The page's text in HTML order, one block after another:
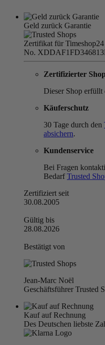
Geld zurück Garantie
Zertifikat für Timeshop24
No.
Zertifizierter
Dieser Shop erfüllt
Käuferschutz
30 Tage durch den
absichern.
Kundenservice
Bei Fragen
BedarfTrusted
Zertifiziert seit
30.08.2005
Gültig bis
28.08.2026
Bestätigt von
Jean-Marc Noël
Geschäftsführer Trusted
Kauf auf Rechnung
Des Deutschen liebste